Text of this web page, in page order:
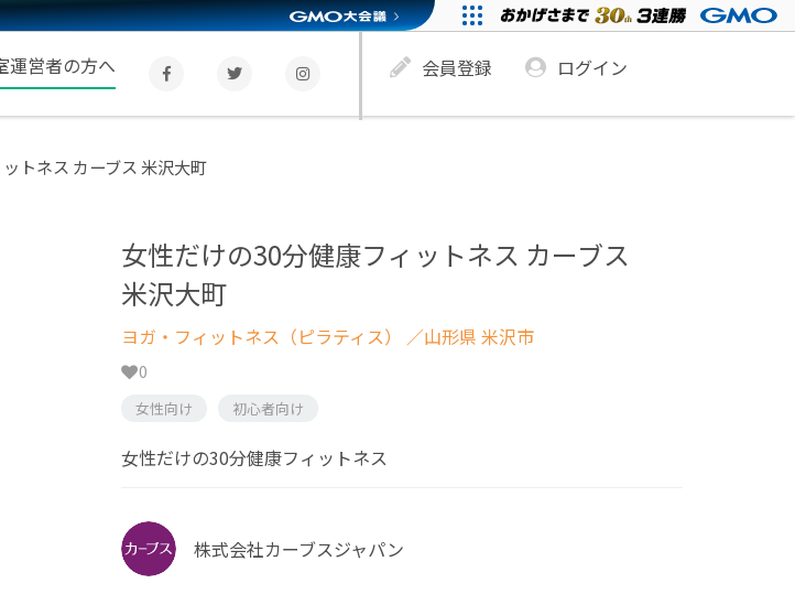
運営者の方へ 会員登録 ログイン
トネス カーブス 米沢大町
女性だけの30分健康フィットネス カーブス
米沢大町
ヨガ・フィットネス（ピラティス） ／山形県 米沢市
0
女性向け 初心者向け
女性だけの30分健康フィットネス
株式会社カーブスジャパン